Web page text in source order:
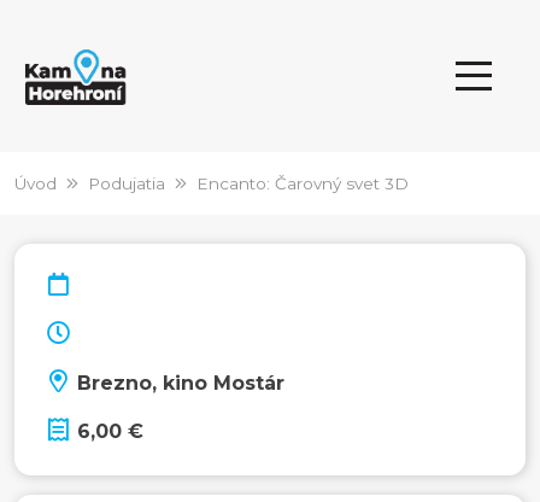
Úvod Podujatia Encanto: Čarovný svet 3D
Brezno, kino Mostár
6,00 €